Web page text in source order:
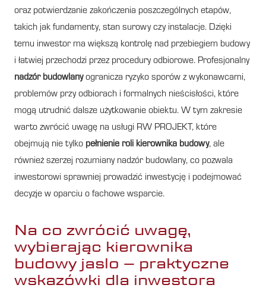
oraz potwierdzanie zakończenia poszczególnych etapów,
takich jak fundamenty, stan surowy czy instalacje. Dzięki
temu inwestor ma większą kontrolę nad przebiegiem budowy
i łatwiej przechodzi przez procedury odbiorowe. Profesjonalny
nadzór budowlanyogranicza ryzyko sporów z wykonawcami,
problemów przy odbiorach i formalnych nieścisłości, które
mogą utrudnić dalsze użytkowanie obiektu. W tym zakresie
warto zwrócić uwagę na usługi RW PROJEKT, które
obejmują nie tylko pełnienie roli kierownika budowy, ale
również szerzej rozumiany nadzór budowlany, co pozwala
inwestorowi sprawniej prowadzić inwestycję i podejmować
decyzje w oparciu o fachowe wsparcie.
Na co zwrócić uwagę,
wybierając kierownika
budowy jaslo – praktyczne
wskazówki dla inwestora